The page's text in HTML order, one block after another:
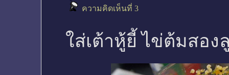
ความคิดเห็นที่ 3
ใส่เต้าหู้ยี้ ไข่ต้มสอง